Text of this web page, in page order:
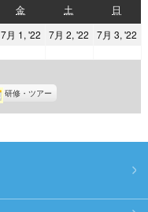
金金
曜
日
土
曜
日
日
曜
日
7月 1, '22
2022
月
日
7月 2, '22
2022
日
7月 3, '22
日
研修・ツアー